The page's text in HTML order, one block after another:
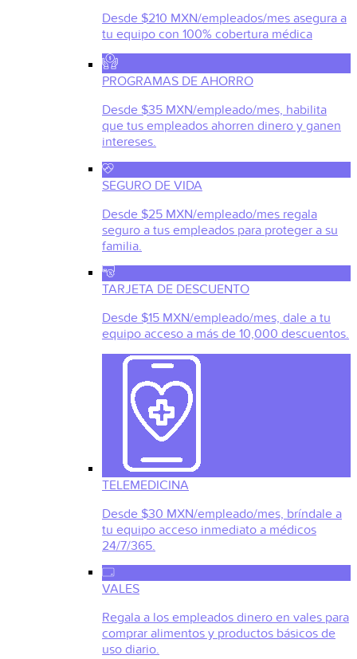
Desde $210 MXN/empleados/mes asegura a
tu equipo con 100% cobertura médica
PROGRAMAS DE AHORRO
Desde $35 MXN/empleado/mes, habilita
que tus empleados ahorren dinero y ganen
intereses.
SEGURO DE VIDA
Desde $25 MXN/empleado/mes regala
seguro a tus empleados para proteger a su
familia.
TARJETA DE DESCUENTO
Desde $15 MXN/empleado/mes, dale a tu
equipo acceso a más de 10,000 descuentos.
TELEMEDICINA
Desde $30 MXN/empleado/mes, bríndale a
tu equipo acceso inmediato a médicos
24/7/365.
VALES
Regala a los empleados dinero en vales para
comprar alimentos y productos básicos de
uso diario.